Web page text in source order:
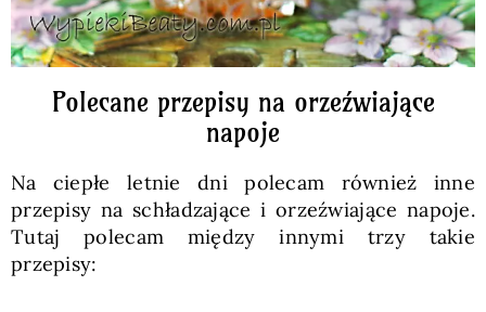
Polecane przepisy na orzeźwiające
napoje
Na ciepłe letnie dni polecam również inne
przepisy na schładzające i orzeźwiające napoje.
Tutaj polecam między innymi trzy takie
przepisy: